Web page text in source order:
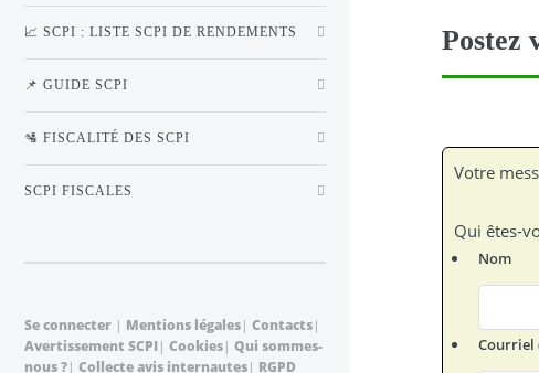
Postez
Votre
Qui êtes-
Nom
Courriel
📈 SCPI : LISTE SCPI DE RENDEMENTS
📌 GUIDE SCPI
🛂 FISCALITÉ DES SCPI
SCPI FISCALES
Se connecter | Mentions légales| Contacts|
Avertissement SCPI | Cookies| Qui sommes-
nous ?| Collecte avis internautes| RGPD